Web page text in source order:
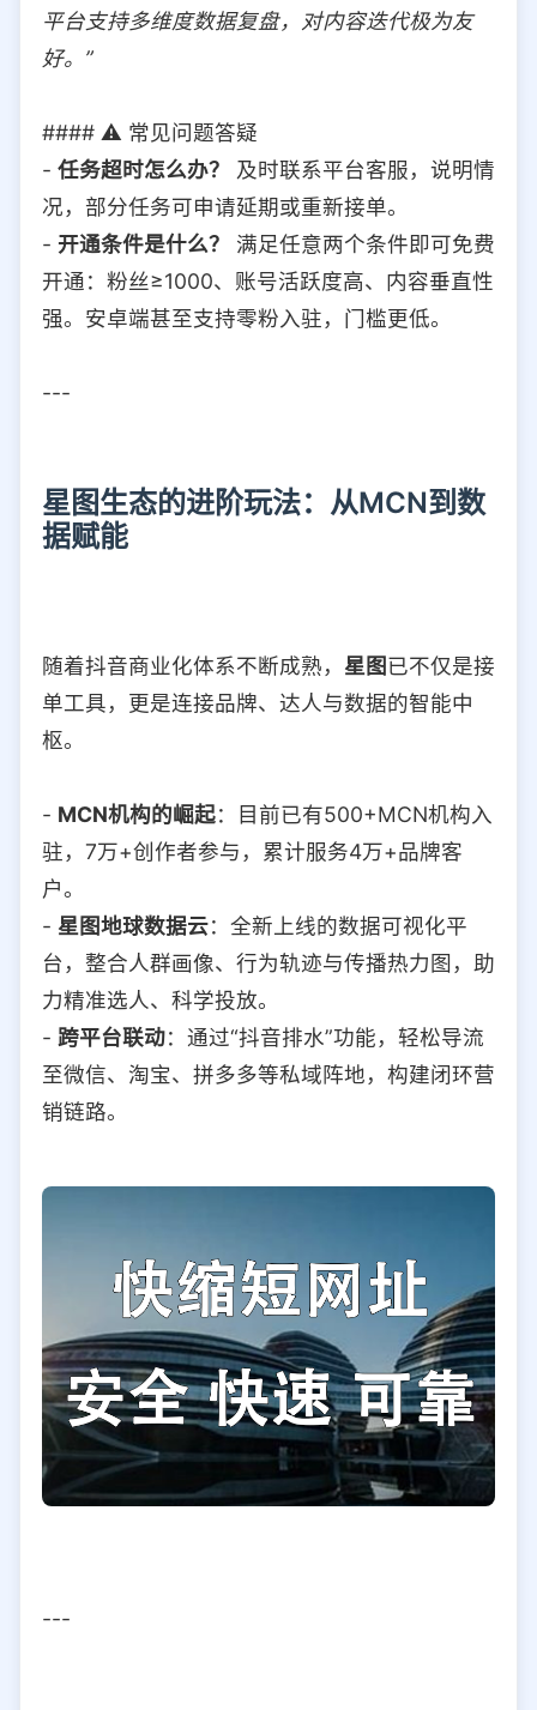
平台支持多维度数据复盘，对内容迭代极为友
好。”
#### ⚠️ 常见问题答疑
- 任务超时怎么办？
及时联系平台客服，说明情
况，部分任务可申请延期或重新接单。
- 开通条件是什么？
满足任意两个条件即可免费
开通：粉丝≥1000、账号活跃度高、内容垂直性
强。安卓端甚至支持零粉入驻，门槛更低。
---
星图生态的进阶玩法：从MCN到数
据赋能
随着抖音商业化体系不断成熟， 星图已不仅是接
单工具，更是连接品牌、达人与数据的智能中
枢。
- MCN机构的崛起：目前已有500+MCN机构入
驻，7万+创作者参与，累计服务4万+品牌客
户。
- 星图地球数据云：全新上线的数据可视化平
台，整合人群画像、行为轨迹与传播热力图，助
力精准选人、科学投放。
- 跨平台联动：通过“抖音排水”功能，轻松导流
至微信、淘宝、拼多多等私域阵地，构建闭环营
销链路。
---